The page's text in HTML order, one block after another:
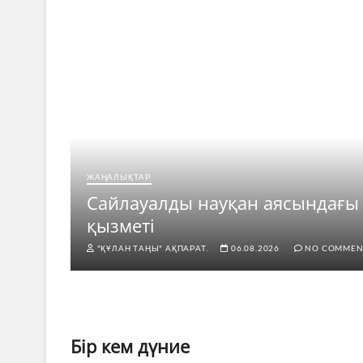
ЖАҢАЛЫҚТАР
Сайлауалды науқан
қызметі
"ҚҰЛАН ТАҢЫ" АҚПАРАТ. 06.08.2026 NO
Бір кем дүние